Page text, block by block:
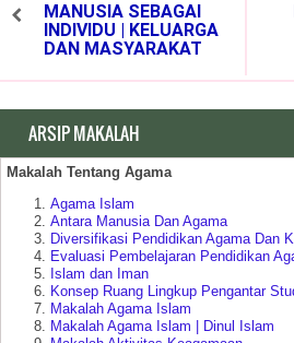
MANUSIA SEBAGAI
INDIVIDU | KELUARGA
DAN MASYARAKAT
ARSIP MAKALAH
Makalah Tentang Agama
Agama Islam
Antara Manusia Dan Agama
Diversifikasi Pendidikan Agama Dan
Evaluasi Pembelajaran Pendidikan
Islam dan Iman
Konsep Ruang Lingkup Pengantar
Makalah Agama Islam
Makalah Agama Islam | Dinul Islam